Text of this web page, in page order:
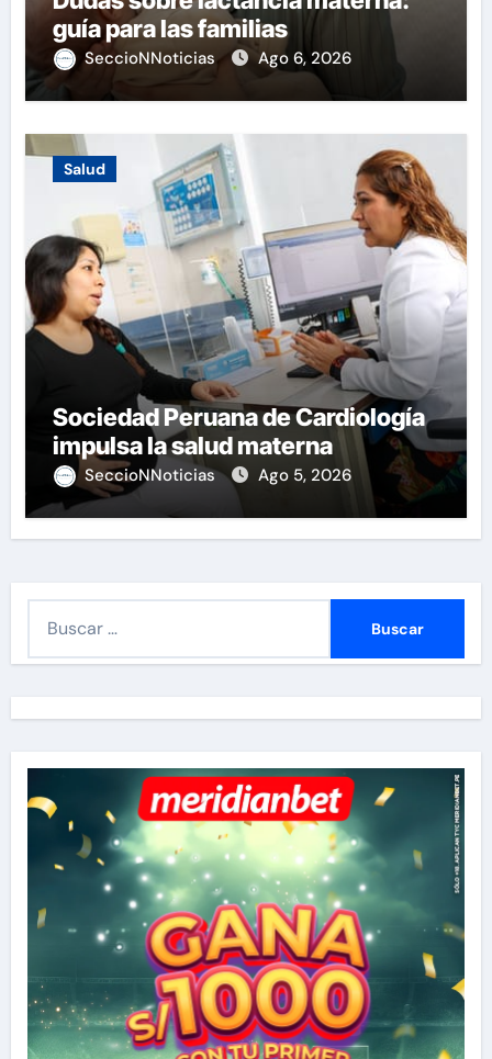
guía para las familias
SeccioNNoticias Ago 6, 2026
Salud
Sociedad Peruana de Cardiología
impulsa la salud materna
SeccioNNoticias Ago 5, 2026
r
: